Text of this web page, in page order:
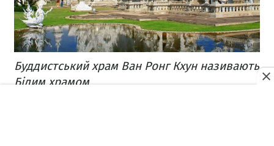
Буддистський храм Ван Ронг Кхун називають
Білим храмом